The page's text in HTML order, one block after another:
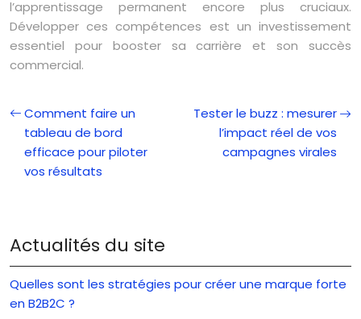
l’apprentissage permanent encore plus cruciaux.
Développer ces compétences est un investissement
essentiel pour booster sa carrière et son succès
commercial.
Comment faire un
tableau de bord
efficace pour piloter
vos résultats
Tester le buzz : mesurer
l’impact réel de vos
campagnes virales
Actualités du site
Quelles sont les stratégies pour créer une marque forte
en B2B2C ?